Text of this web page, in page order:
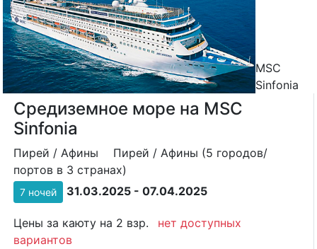
MSC
Sinfonia
Средиземное море на MSC
Sinfonia
Пирей / Афины
Пирей / Афины (5 городов/
портов в 3 странах)
7 ночей 31.03.2025 - 07.04.2025
Цены за каюту на 2 взр.
нет доступных
вариантов